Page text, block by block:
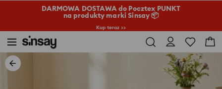
DARMOWA DOSTAWA do Pocztex PUNKT
na produkty marki Sinsay 📦
Kup teraz >>